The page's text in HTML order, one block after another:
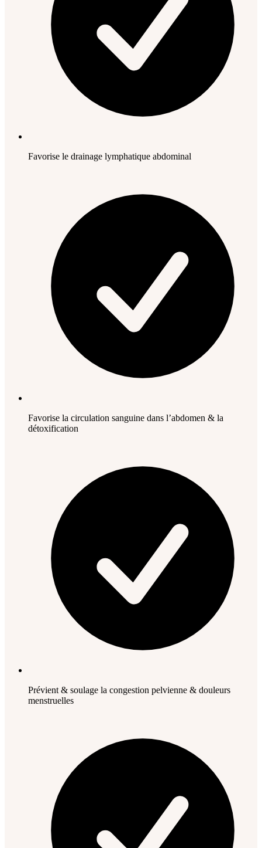
Favorise le drainage lymphatique abdominal
Favorise la circulation sanguine dans l’abdomen & la
détoxification
Prévient & soulage la congestion pelvienne & douleurs
menstruelles